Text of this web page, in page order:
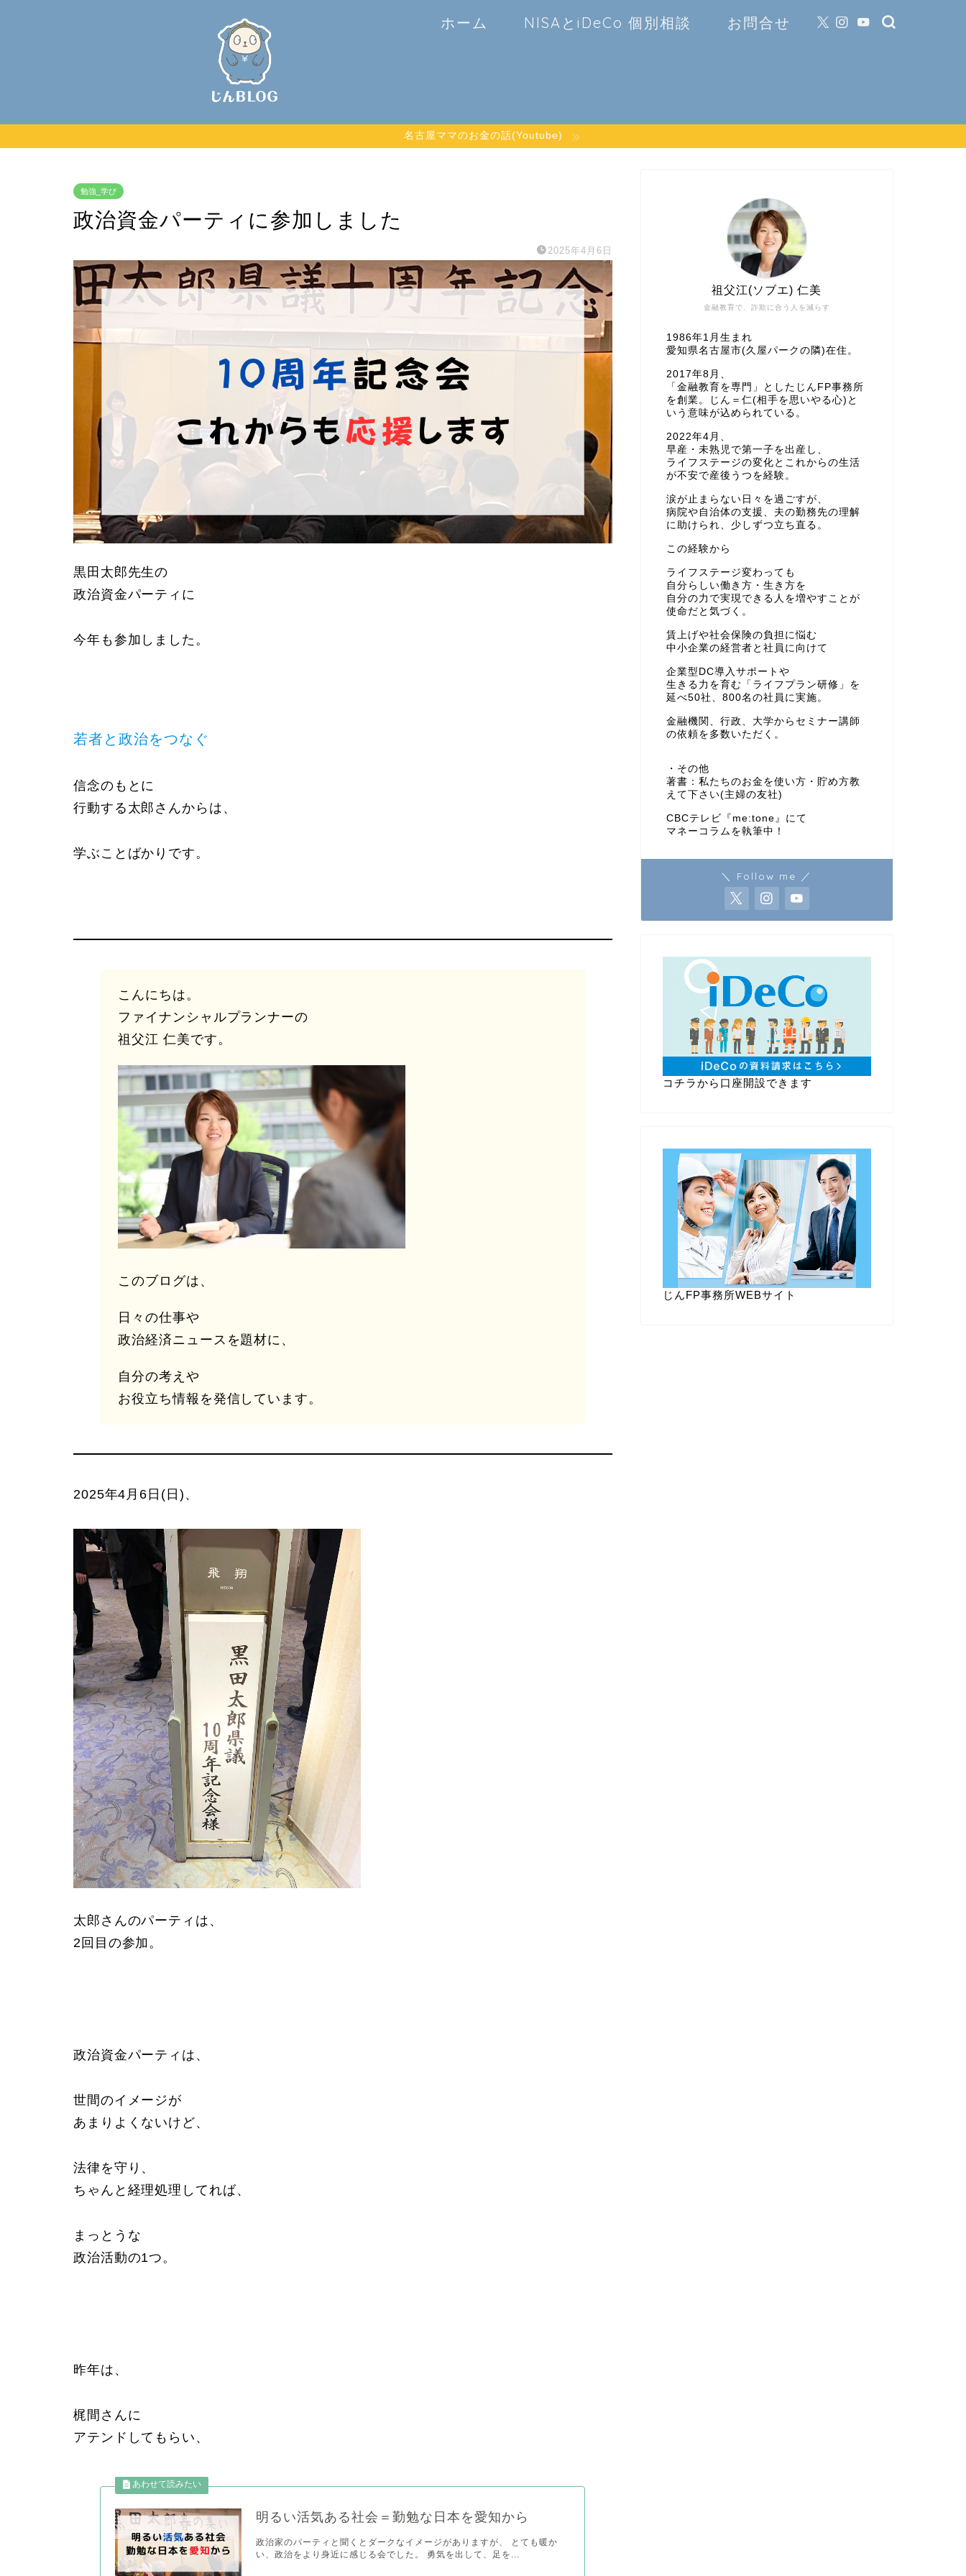
ホーム NISAとiDeCo 個別相談 お問合せ
名古屋ママのお金の話(Youtube)
勉強_学び
政治資金パーティに参加しました
2025年4月6日
黒田太郎先生の
政治資金パーティに
今年も参加しました。
若者と政治をつなぐ
信念のもとに
行動する太郎さんからは、
学ぶことばかりです。
こんにちは。
ファイナンシャルプランナーの
祖父江 仁美です。
このブログは、
日々の仕事や
政治経済ニュースを題材に、
自分の考えや
お役立ち情報を発信しています。
2025年4月6日(日)、
太郎さんのパーティは、
2回目の参加。
政治資金パーティは、
世間のイメージが
あまりよくないけど、
法律を守り、
ちゃんと経理処理してれば、
まっとうな
政治活動の1つ。
昨年は、
梶間さんに
アテンドしてもらい、
明るい活気ある社会＝勤勉な日本を愛知から
政治家のパーティと聞くとダークなイメージがありますが、 とても暖か
い、政治をより身近に感じる会でした。 勇気を出して、足を...
金融教育で、詐欺に合う人を減らす
祖父江(ソブエ) 仁美
1986年1月生まれ
愛知県名古屋市(久屋パークの隣)在住。
2017年8月、
「金融教育を専門」としたじんFP事務所
を創業。じん＝仁(相手を思いやる心)と
いう意味が込められている。
2022年4月、
早産・未熟児で第一子を出産し、
ライフステージの変化とこれからの生活
が不安で産後うつを経験。
涙が止まらない日々を過ごすが、
病院や自治体の支援、夫の勤務先の理解
に助けられ、少しずつ立ち直る。
この経験から
ライフステージ変わっても
自分らしい働き方・生き方を
自分の力で実現できる人を増やすことが
使命だと気づく。
賃上げや社会保険の負担に悩む
中小企業の経営者と社員に向けて
企業型DC導入サポートや
生きる力を育む「ライフプラン研修」を
延べ50社、800名の社員に実施。
金融機関、行政、大学からセミナー講師
の依頼を多数いただく。
・その他
著書：私たちのお金を使い方・貯め方教
えて下さい(主婦の友社)
CBCテレビ『me:tone』にて
マネーコラムを執筆中！
＼ Follow me ／
コチラから口座開設できます
じんFP事務所WEBサイト